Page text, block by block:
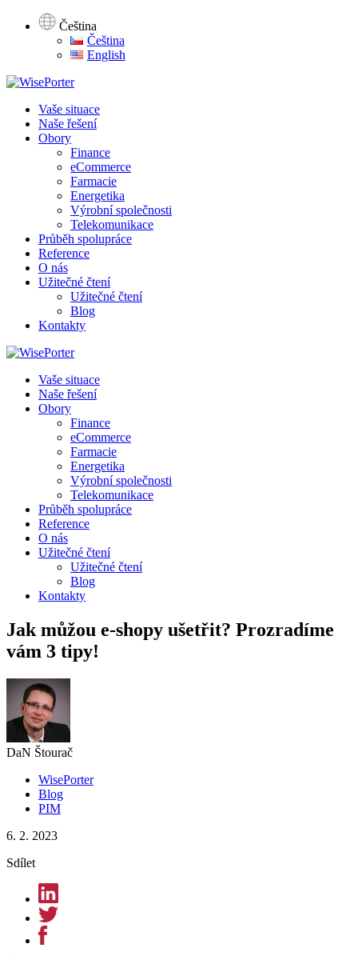
Čeština
Čeština
English
Vaše situace
Naše řešení
Obory
Finance
eCommerce
Farmacie
Energetika
Výrobní společnosti
Telekomunikace
Průběh spolupráce
Reference
O nás
Užitečné čtení
Užitečné čtení
Blog
Kontakty
Vaše situace
Naše řešení
Obory
Finance
eCommerce
Farmacie
Energetika
Výrobní společnosti
Telekomunikace
Průběh spolupráce
Reference
O nás
Užitečné čtení
Užitečné čtení
Blog
Kontakty
Jak můžou e-shopy ušetřit? Prozradíme
vám 3 tipy!
DaN Štourač
WisePorter
Blog
PIM
6. 2. 2023
Sdílet